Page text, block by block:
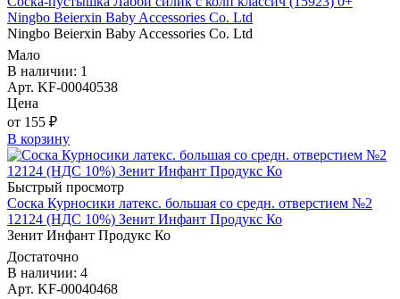
Ningbo Beierxin Baby Accessories Co. Ltd
Ningbo Beierxin Baby Accessories Co. Ltd
Мало
В наличии: 1
Арт. KF-00040538
Цена
от 155 ₽
В корзину
Быстрый просмотр
Соска Курносики латекс. большая со средн. отверстием №2
12124 (НДС 10%) Зенит Инфант Продукс Ко
Зенит Инфант Продукс Ко
Достаточно
В наличии: 4
Арт. KF-00040468